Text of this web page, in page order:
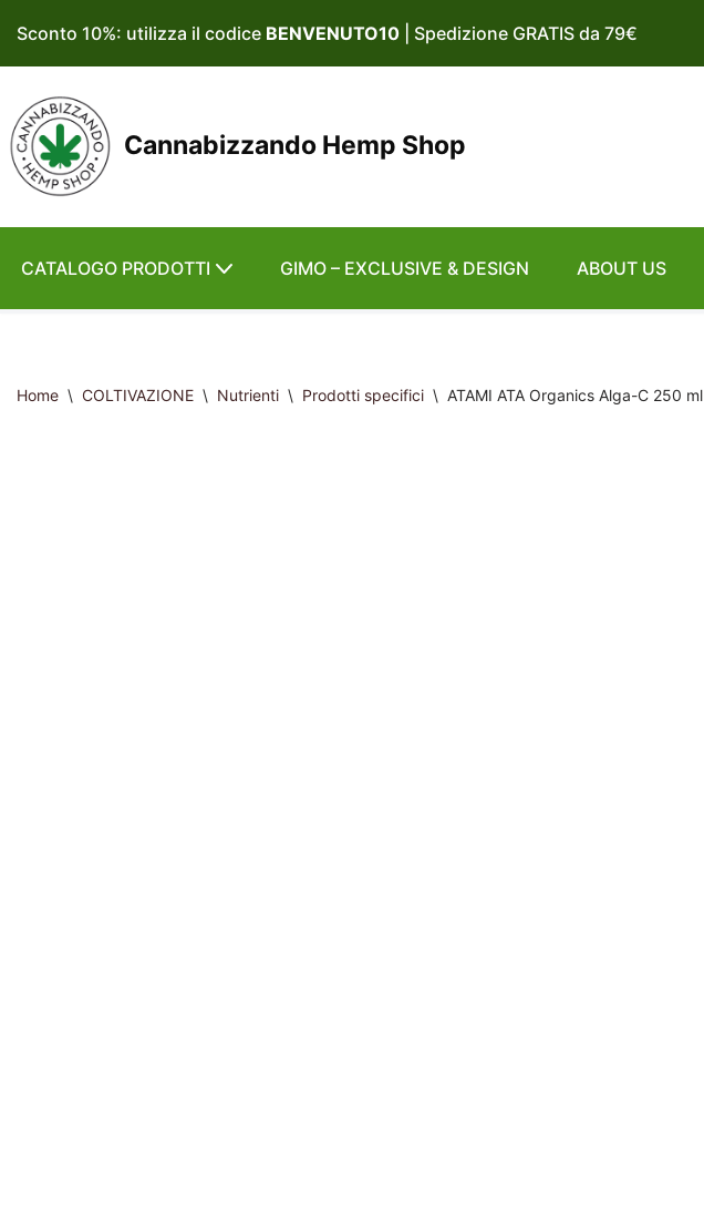
Vai
contenuto
Sconto 10%: utilizza il codice BENVENUTO10 | Spedizione GRATIS da 79€
Cannabizzando Hemp Shop
CATALOGO PRODOTTI GIMO – EXCLUSIVE & DESIGN ABOUT US
Home \ COLTIVAZIONE \ Nutrienti \ Prodotti specifici \ ATAMI ATA Organics Alga-C 250 ml